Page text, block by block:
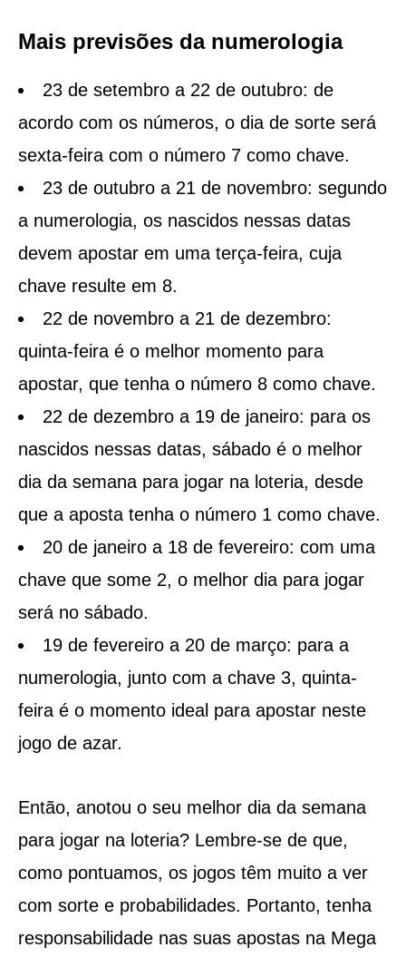
Mais previsões da numerologia
23 de setembro a 22 de outubro: de
acordo com os números, o dia de sorte será
sexta-feira com o número 7 como chave.
23 de outubro a 21 de novembro: segundo
a numerologia, os nascidos nessas datas
devem apostar em uma terça-feira, cuja
chave resulte em 8.
22 de novembro a 21 de dezembro:
quinta-feira é o melhor momento para
apostar, que tenha o número 8 como chave.
22 de dezembro a 19 de janeiro: para os
nascidos nessas datas, sábado é o melhor
dia da semana para jogar na loteria, desde
que a aposta tenha o número 1 como chave.
20 de janeiro a 18 de fevereiro: com uma
chave que some 2, o melhor dia para jogar
será no sábado.
19 de fevereiro a 20 de março: para a
numerologia, junto com a chave 3, quinta-
feira é o momento ideal para apostar neste
jogo de azar.
Então, anotou o seu melhor dia da semana
para jogar na loteria? Lembre-se de que,
como pontuamos, os jogos têm muito a ver
com sorte e probabilidades. Portanto, tenha
responsabilidade nas suas apostas na Mega